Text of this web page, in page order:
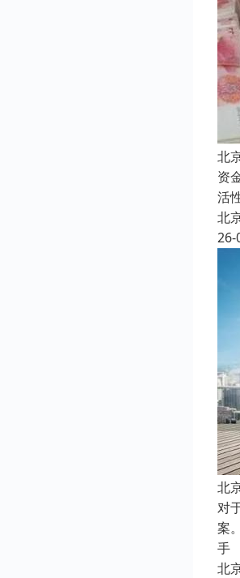
北
资
活
北
26-
北
对
案
手
北